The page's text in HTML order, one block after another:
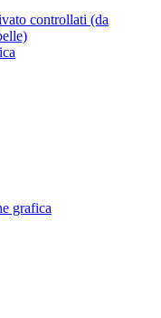
controllati (da
grafica